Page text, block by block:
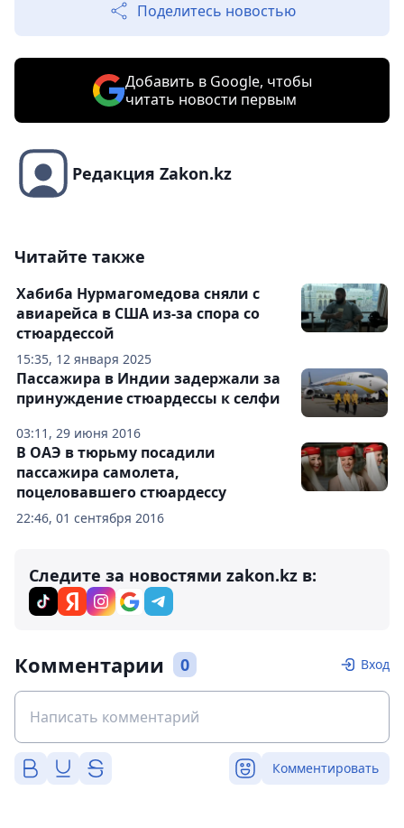
Поделитесь новостью
Добавить в Google, чтобы
читать новости первым
Редакция Zakon.kz
Читайте также
15:35, 12 января 2025
Хабиба Нурмагомедова сняли с
авиарейса в США из-за спора со
стюардессой
03:11, 29 июня 2016
Пассажира в Индии задержали за
принуждение стюардессы к селфи
22:46, 01 сентября 2016
В ОАЭ в тюрьму посадили
пассажира самолета,
поцеловавшего стюардессу
Следите за новостями zakon.kz в:
Комментарии 0 Вход
Комментировать